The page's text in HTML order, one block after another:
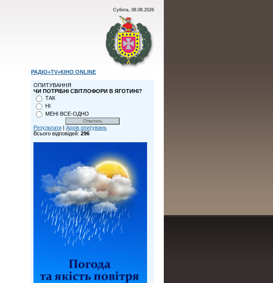
Субота, 08.08.2026
РАДІО+TV+КІНО ONLINE
ОПИТУВАННЯ
ЧИ ПОТРІБНІ СВІТЛОФОРИ В ЯГОТИНІ?
ТАК
НІ
МЕНІ ВСЕ-ОДНО
Результати | Архів опитувань
Всього відповідей: 296